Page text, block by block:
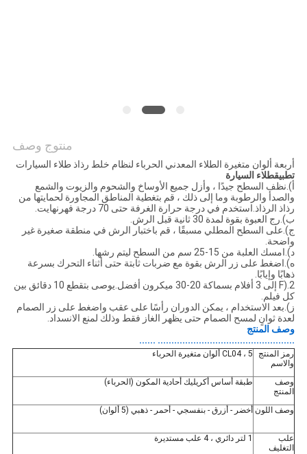
منتوج وصف
أربعة ألوان متغيرة الطلاء المعدني الحرباء لنظام خلط رذاذ طلاء السيارات
تطبيقطلاء السيارة
أ).نظف السطح جيدًا ، وأزل جميع الأوساخ والشحوم والزيوت والشمع
والصدأ والرطوبة وما إلى ذلك ، قم بتغطية المناطق المجاورة لحمايتها من
رذاذ الرذاذ.استخدم في درجة حرارة الغرفة حتى 70 درجة فهرنهايت.
ب).رج العبوة بقوة لمدة 30 ثانية قبل الرش.
ج).على السطح المطلي مسبقًا ، قم باختبار الرش في منطقة صغيرة غير
واضحة.
د).امسك العلبة من 15-25 سم من السطح ليتم رشها.
ه).اضغط على زر الرش بقوة مع ضربات ثابتة حتى أثناء التحرك بسرعة
ذهابًا وإيابًا.
F).2 إلى 3 أفلام بسماكة 20-30 ميكرون أفضل.يوصى بتقطع 10 دقائق بين
كل فيلم.
ز).بعد الاستخدام ، يمكن الدوران رأسًا على عقب واضغط على زر الصمام
لعدة ثوانٍ لمسح الصمام حتى يظهر الغاز فقط وذلك لمنع الانسداد.
وصف المنتج
.................................................. ......
رمز المنتج
والاسم
CL04 ، 5 ألوان متغيرة الحرباء
وصف
المنتج
طبقة أساس أكريليك أحادية المكون (الحرباء)
وصف اللون أخضر - أزرق - بنفسجي - أحمر - ذهبي (5 ألوان)
علب
التغليف
1 لتر دائري ، 4 علب مستديرة